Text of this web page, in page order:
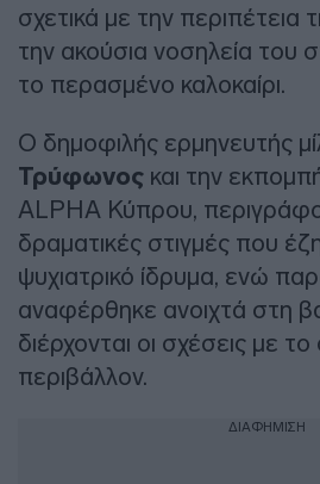
σχετικά με την περιπέτεια
την ακούσια νοσηλεία του
το περασμένο καλοκαίρι.
Ο δημοφιλής ερμηνευτής
Τρύφωνος και την
ALPHA Κύπρου,
δραματικές στιγμές που
ψυχιατρικό ίδρυμα, ενώ
αναφέρθηκε ανοιχτά στη
διέρχονται οι σχέσεις με
περιβάλλον.
ΔΙΑΦΗΜΙΣΗ